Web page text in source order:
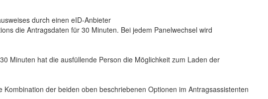
durch einen eID-Anbieter
die Antragsdaten für 30 Minuten. Bei jedem Panelwechsel wird
Minuten hat die ausfüllende Person die Möglichkeit zum Laden der
der beiden oben beschriebenen Optionen im Antragsassistenten